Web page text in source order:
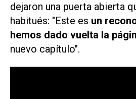
dejaron una puerta abierta
habitués: "Este es un
hemos dado vuelta la
nuevo capítulo".